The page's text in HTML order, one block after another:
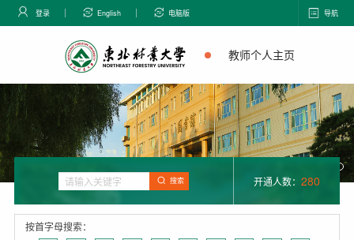
登录 English 电脑版 导航
教师个人主页
搜索 开通人数： 280
按首字母搜索：